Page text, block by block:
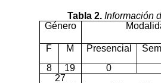
Tabla 2. Información
Género
F M Presencial
8
19 0
27